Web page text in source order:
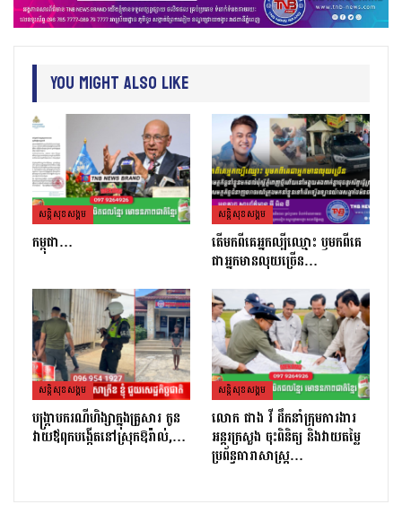
You Might Also Like
សន្តិសុខសង្គម
កម្ពុជា…
សន្តិសុខសង្គម
តេីមកពីគេអ្នកល្បីឈ្មោះ​ ឫមកពីគេ
ជាអ្នកមានលុយច្រេីន​…
សន្តិសុខសង្គម
បង្ក្រាបករណីហិង្សាក្នុងគ្រួសារ កូន
វាយឪពុកបង្កើតនៅស្រុកឱរ៉ាល់,…
សន្តិសុខសង្គម
លោក ផាង វី ដឹកនាំក្រុមការងារ
អន្តរក្រសួង ចុះពិនិត្យ និងវាយតម្លៃ
ប្រព័ន្ធធារាសាស្ត្រ…